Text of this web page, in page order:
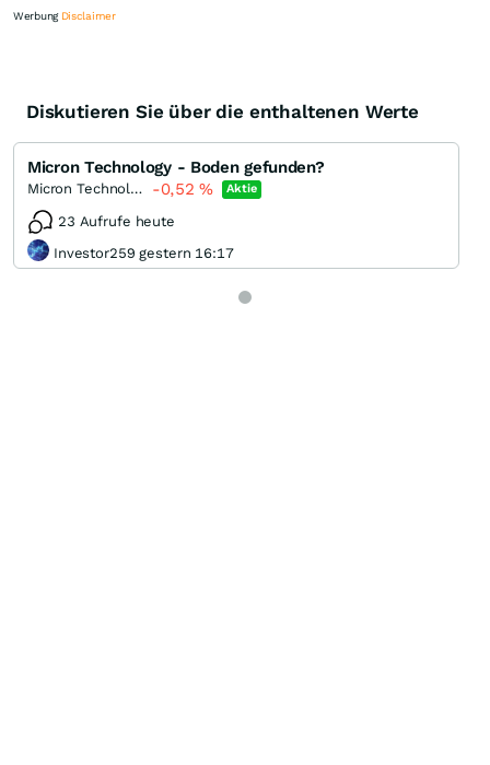
Knock-Out-Suche
Optionsschein-Suche
Zertifikate-Suche
Werbung Disclaimer
Diskutieren Sie über die enthaltenen Werte
Micron Technology - Boden gefunden?
Micron Technology -0,52% Aktie
23 Aufrufe heute
Investor259 gestern 16:17